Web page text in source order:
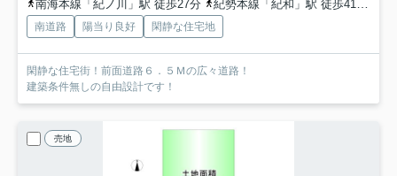
南海本線「紀ノ川」駅 徒歩27分 紀勢本線「紀和」駅 徒歩41分
南道路 陽当り良好 閑静な住宅地
閑静な住宅街！前面道路６．５Ｍの広々道路！
建築条件無しの自由設計です！
売地